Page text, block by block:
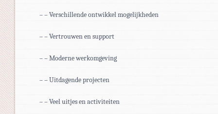
– – Verschillende ontwikkel mogelijkheden
– – Vertrouwen en support
– – Moderne werkomgeving
– – Uitdagende projecten
– – Veel uitjes en activiteiten